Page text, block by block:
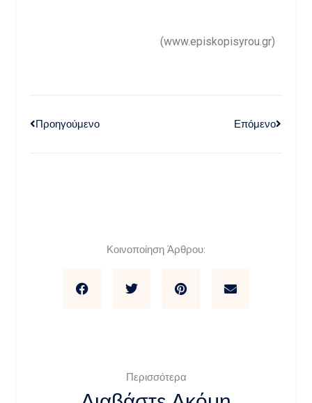
(www.episkopisyrou.gr)
Προηγούμενο Επόμενο
Κοινοποίηση Άρθρου:
Περισσότερα